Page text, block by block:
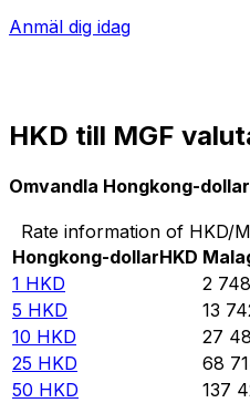
Anmäl dig idag
HKD till MGF
Omvandla Hongkong-
Rate information of HKD/
Hongkong-dollarHKD
1 HKD 2
5 HKD 13
10 HKD 27
25 HKD 68
50 HKD 137